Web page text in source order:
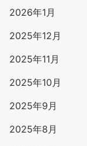
2026年1月
2025年12月
2025年11月
2025年10月
2025年9月
2025年8月